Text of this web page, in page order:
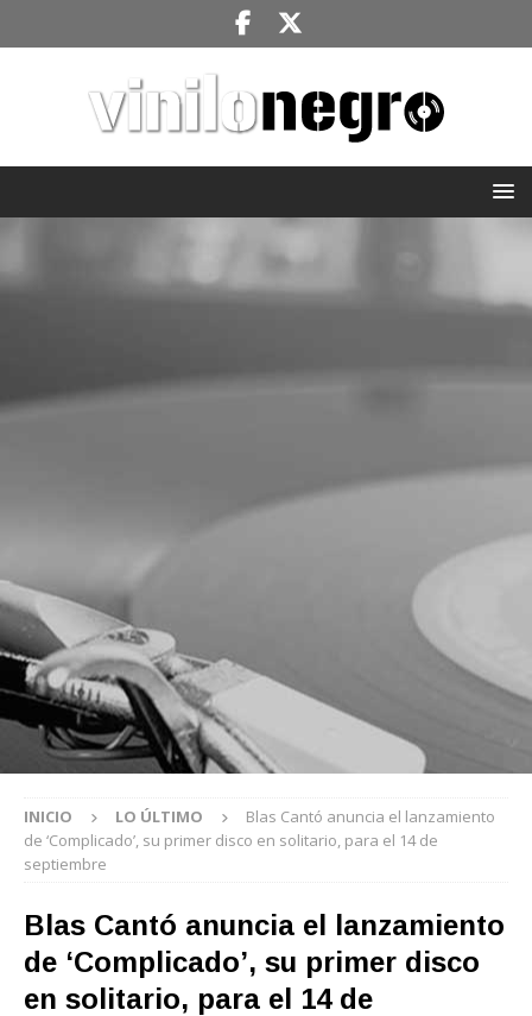
INICIO LO ÚLTIMO
Blas Cantó anuncia el lanzamiento
de ‘Complicado’, su primer disco en solitario, para el 14 de
septiembre
Blas Cantó anuncia el lanzamiento
de ‘Complicado’, su primer disco
en solitario, para el 14 de